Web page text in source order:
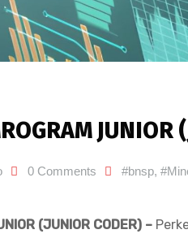
JUNIOR
0 Comments #bnsp,
(JUNIOR CODER) –